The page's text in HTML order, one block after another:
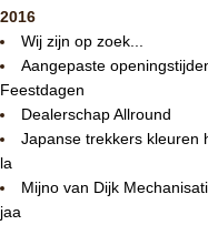
2016
Wij zijn op zoek...
Aangepaste
Feestdagen
Dealerschap Allround
Japanse trekkers kleuren
la
Mijno van Dijk
jaa